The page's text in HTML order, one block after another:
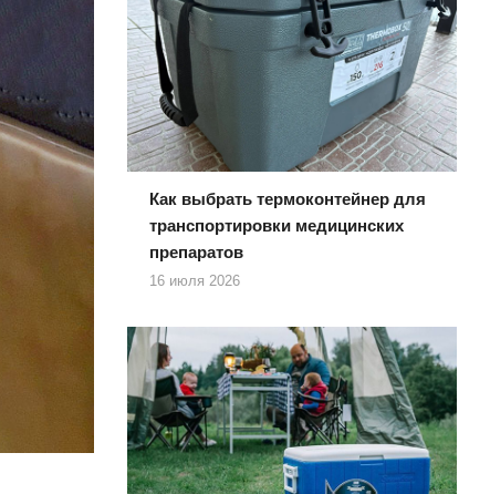
Как выбрать термоконтейнер для
транспортировки медицинских
препаратов
16 июля 2026